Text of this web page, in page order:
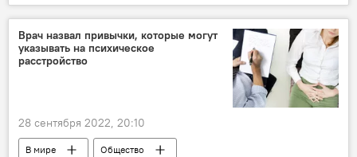
автомобиль
Литва
В Литве
Происшествия
Врач назвал привычки, которые могут
указывать на психическое
расстройство
28 сентября 2022, 20:10
В мире
Общество